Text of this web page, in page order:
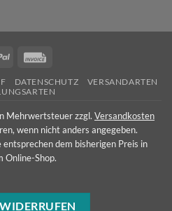
PayPal
DATENSCHUTZ
VERSANDARTEN
Mehrwertsteuer zzgl. Versandkosten
wenn nicht anders angegeben.
dem bisherigen Preis in
Online-Shop.